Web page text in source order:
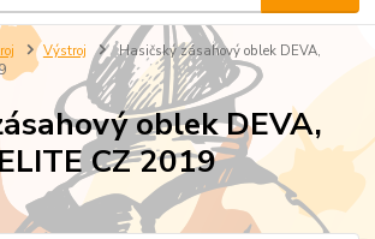
Výstroj
Hasičský zásahový oblek DEVA,
oblek DEVA,
CZ 2019